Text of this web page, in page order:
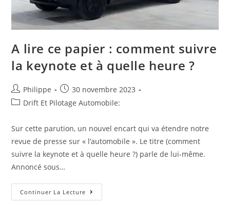
A lire ce papier : comment suivre
la keynote et à quelle heure ?
Auteur/autrice
de
Philippe
Post
published:
30 novembre 2023
PostDrift Et Pilotage Automobile:
Sur cette parution, un nouvel encart qui va étendre notre
revue de presse sur « l’automobile ». Le titre (comment
suivre la keynote et à quelle heure ?) parle de lui-même.
Annoncé sous…
Continuer La Lecture A
Lire